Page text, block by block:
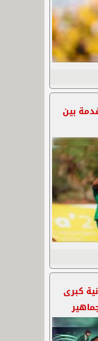
بين
كبرى